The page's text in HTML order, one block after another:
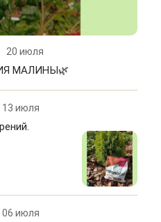
20 июля
МАЛИНЫ🌿
13 июля
06 июля